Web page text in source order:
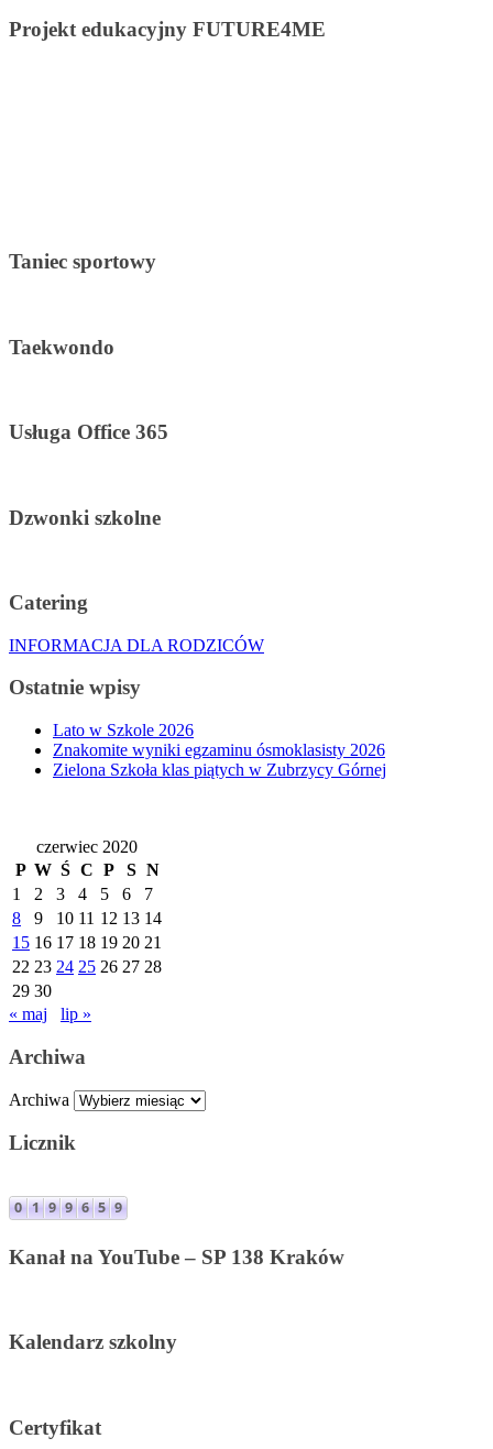
Projekt edukacyjny FUTURE4ME
Taniec sportowy
Taekwondo
Usługa Office 365
Dzwonki szkolne
Catering
INFORMACJA DLA RODZICÓW
Ostatnie wpisy
Lato w Szkole 2026
Znakomite wyniki egzaminu ósmoklasisty 2026
Zielona Szkoła klas piątych w Zubrzycy Górnej
czerwiec 2020
P W Ś C P S N
1
2 3 4 5 6
7
8
9 10 11 12 13 14
15 16 17 18 19 20 21
22 23 24 25 26 27 28
29 30
« maj
lip »
Archiwa
Archiwa
Licznik
Kanał na YouTube – SP 138 Kraków
Kalendarz szkolny
Certyfikat